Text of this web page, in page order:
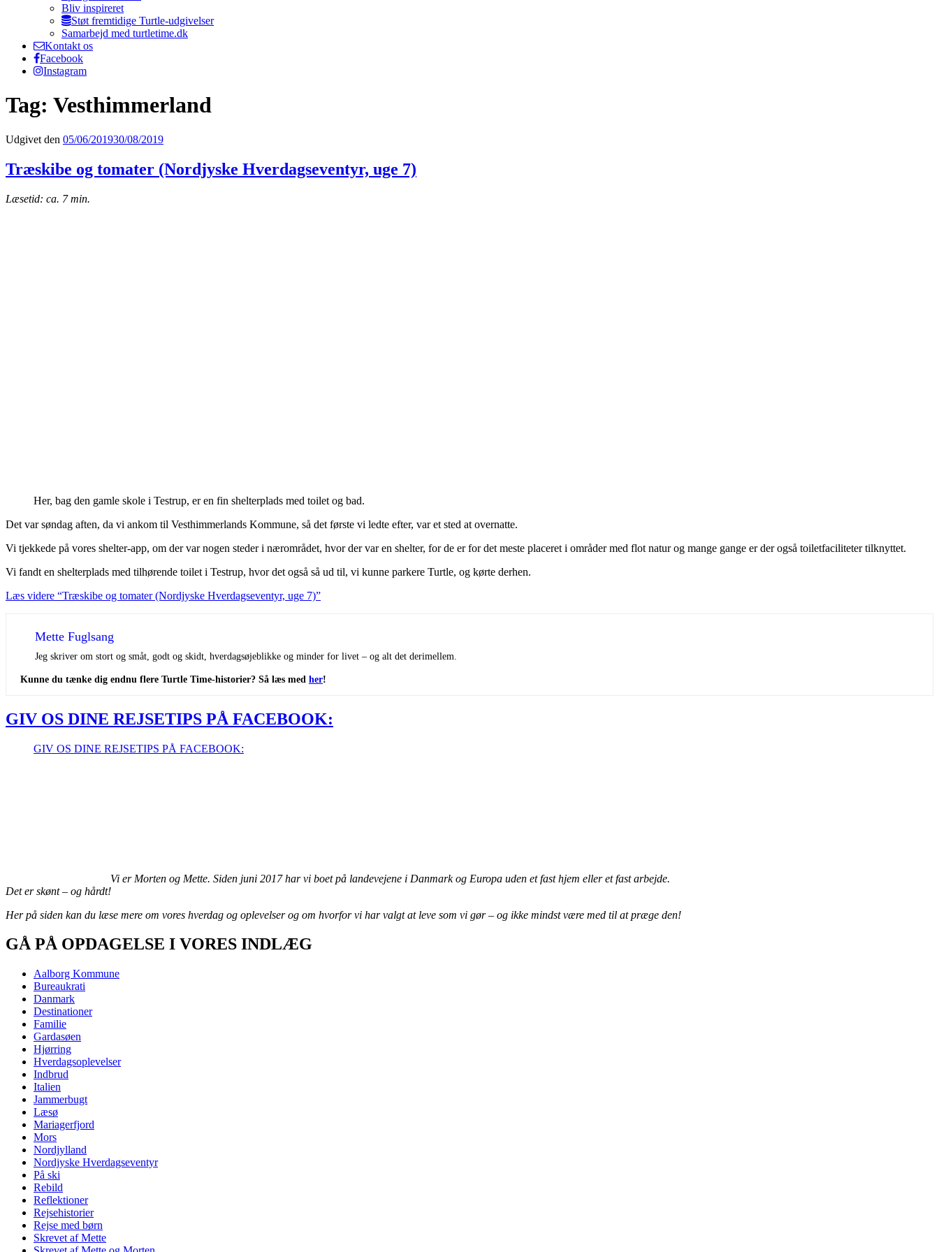
Bliv inspireret
Støt fremtidige Turtle-udgivelser
Samarbejd med turtletime.dk
Kontakt os
Facebook
Instagram
Tag: Vesthimmerland
Udgivet den 05/06/201930/08/2019
Træskibe og tomater (Nordjyske Hverdagseventyr, uge 7)
Læsetid: ca. 7 min.
Her, bag den gamle skole i Testrup, er en fin shelterplads med toilet og bad.
Det var søndag aften, da vi ankom til Vesthimmerlands Kommune, så det første vi ledte efter, var et sted at overnatte.
Vi tjekkede på vores shelter-app, om der var nogen steder i nærområdet, hvor der var en shelter, for de er for det meste placeret i områder med flot natur og mange gange er der også toiletfaciliteter tilknyttet.
Vi fandt en shelterplads med tilhørende toilet i Testrup, hvor det også så ud til, vi kunne parkere Turtle, og kørte derhen.
Læs videre “Træskibe og tomater (Nordjyske Hverdagseventyr, uge 7)”
Mette Fuglsang
Jeg skriver om stort og småt, godt og skidt, hverdagsøjeblikke og minder for livet – og alt det derimellem.
Kunne du tænke dig endnu flere Turtle Time-historier? Så læs med her!
GIV OS DINE REJSETIPS PÅ FACEBOOK:
GIV OS DINE REJSETIPS PÅ FACEBOOK:
Vi er Morten og Mette. Siden juni 2017 har vi boet på landevejene i Danmark og Europa uden et fast hjem eller et fast arbejde.
Det er skønt – og hårdt!
Her på siden kan du læse mere om vores hverdag og oplevelser og om hvorfor vi har valgt at leve som vi gør – og ikke mindst være med til at præge den!
GÅ PÅ OPDAGELSE I VORES INDLÆG
Aalborg Kommune
Bureaukrati
Danmark
Destinationer
Familie
Gardasøen
Hjørring
Hverdagsoplevelser
Indbrud
Italien
Jammerbugt
Læsø
Mariagerfjord
Mors
Nordjylland
Nordjyske Hverdagseventyr
På ski
Rebild
Reflektioner
Rejsehistorier
Rejse med børn
Skrevet af Mette